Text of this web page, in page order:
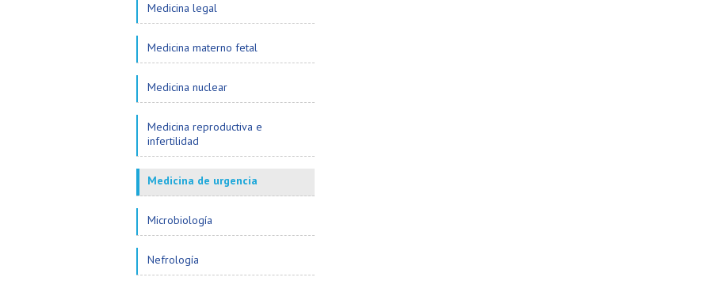
Medicina legal
Medicina materno fetal
Medicina nuclear
Medicina reproductiva e
infertilidad
Medicina de urgencia
Microbiología
Nefrología